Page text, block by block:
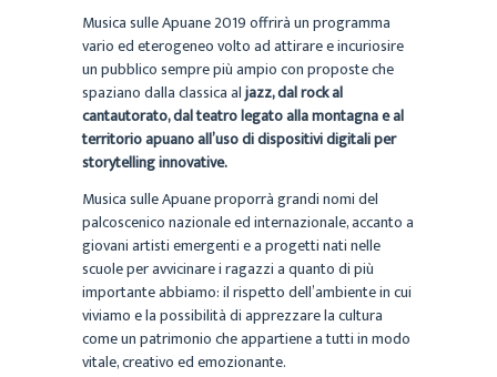
Musica sulle Apuane 2019 offrirà un programma
vario ed eterogeneo volto ad attirare e incuriosire
un pubblico sempre più ampio con proposte che
spaziano dalla classica aljazz, dal rock al
cantautorato, dal teatro legato alla montagna e al
territorio apuano all’uso di dispositivi digitali per
storytelling innovative.
Musica sulle Apuane proporrà grandi nomi del
palcoscenico nazionale ed internazionale, accanto a
giovani artisti emergenti e a progetti nati nelle
scuole per avvicinare i ragazzi a quanto di più
importante abbiamo: il rispetto dell’ambiente in cui
viviamo e la possibilità di apprezzare la cultura
come un patrimonio che appartiene a tutti in modo
vitale, creativo ed emozionante.